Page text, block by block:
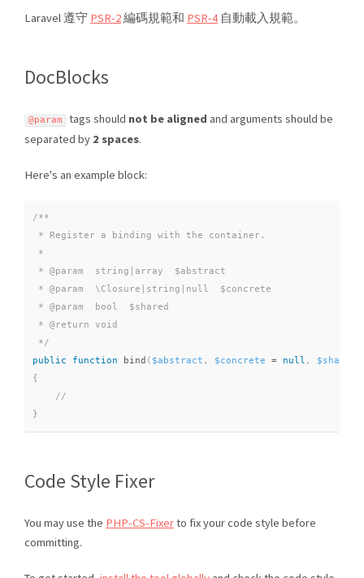
Laravel 遵守 PSR-2編碼規範和 PSR-4自動載入規範。
DocBlocks
@param tags should not be aligned and arguments should be
separated by 2 spaces.
Here's an example block:
/**
* Register a binding with the container.
*
* @param  string|array  $abstract
* @param  \Closure|string|null  $concrete
* @param  bool  $shared
* @return void
*/
public
function bind ( $abstract , $concrete = null , $shared
{
}
Code Style Fixer
You may use the PHP-CS-Fixerto fix your code style before
committing.